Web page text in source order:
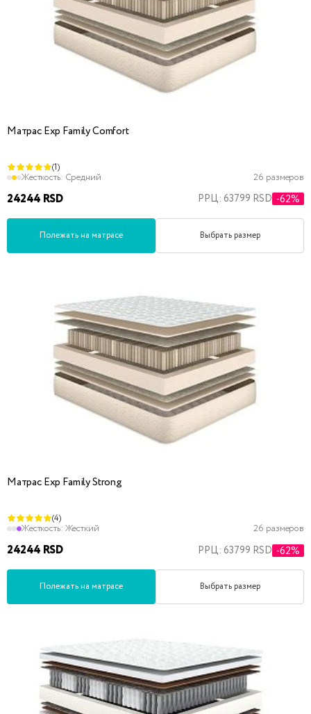
Матрас Exp Family Comfort
(1)
Жесткость: Средний 26 размеров
24244 RSD РРЦ: 63799 RSD -62%
Полежать на матрасе Выбрать размер
Матрас Exp Family Strong
(4)
Жесткость: Жесткий 26 размеров
24244 RSD РРЦ: 63799 RSD -62%
Полежать на матрасе Выбрать размер